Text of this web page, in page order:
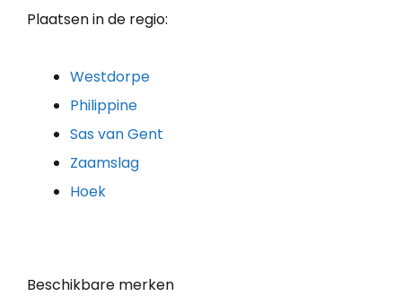
Plaatsen in de regio:
Westdorpe
Philippine
Sas van Gent
Zaamslag
Hoek
Beschikbare merken